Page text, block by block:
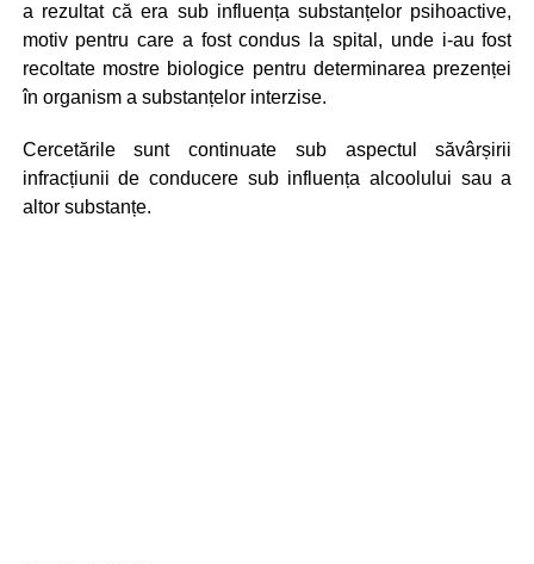
a rezultat că era sub influența substanțelor psihoactive,
motiv pentru care a fost condus la spital, unde i-au fost
recoltate mostre biologice pentru determinarea prezenței
în organism a substanțelor interzise.
Cercetările sunt continuate sub aspectul săvârșirii
infracțiunii de conducere sub influența alcoolului sau a
altor substanțe.